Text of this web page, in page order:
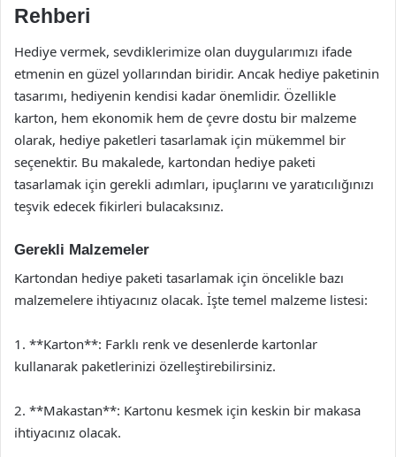
Rehberi
Hediye vermek, sevdiklerimize olan duygularımızı ifade
etmenin en güzel yollarından biridir. Ancak hediye paketinin
tasarımı, hediyenin kendisi kadar önemlidir. Özellikle
karton, hem ekonomik hem de çevre dostu bir malzeme
olarak, hediye paketleri tasarlamak için mükemmel bir
seçenektir. Bu makalede, kartondan hediye paketi
tasarlamak için gerekli adımları, ipuçlarını ve yaratıcılığınızı
teşvik edecek fikirleri bulacaksınız.
Gerekli Malzemeler
Kartondan hediye paketi tasarlamak için öncelikle bazı
malzemelere ihtiyacınız olacak. İşte temel malzeme listesi:
1. **Karton**: Farklı renk ve desenlerde kartonlar
kullanarak paketlerinizi özelleştirebilirsiniz.
2. **Makastan**: Kartonu kesmek için keskin bir makasa
ihtiyacınız olacak.